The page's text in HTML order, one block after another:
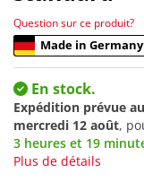
Question sur ce produit?
Made in Germany
En stock.
Expédition prévue
mercredi 12 août,
3 heures et 19
Plus de détails